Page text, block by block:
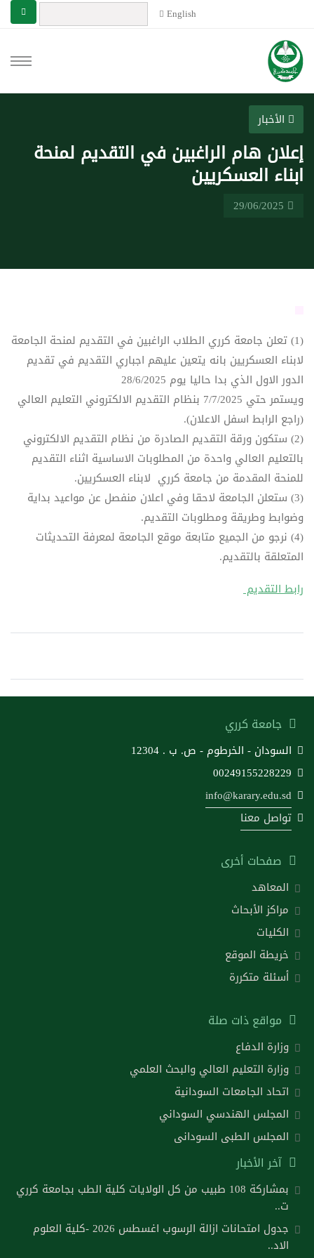
English
الأخبار
إعلان هام الراغبين في التقديم لمنحة
ابناء العسكريين
(1) تعلن جامعة كرري الطلاب الراغبين في التقديم لمنحة الجامعة
لابناء العسكريين بانه يتعين عليهم اجباري التقديم في تقديم
الدور الاول الذي بدا حاليا يوم 28/6/2025
ويستمر حتي 7/7/2025 بنظام التقديم الالكتروني التعليم العالي
(راجع الرابط اسفل الاعلان).
(2) ستكون ورقة التقديم الصادرة من نظام التقديم الالكتروني
بالتعليم العالي واحدة من المطلوبات الاساسية اثناء التقديم
للمنحة المقدمة من جامعة كرري لابناء العسكريين.
(3) ستعلن الجامعة لاحقا وفي اعلان منفصل عن مواعيد بداية
وضوابط وطريقة ومطلوبات التقديم.
(4) نرجو من الجميع متابعة موقع الجامعة لمعرفة التحديثات
المتعلقة بالتقديم.
رابط التقديم
جامعة كرري
السودان - الخرطوم - ص. ب . 12304
00249155228229
info@karary.edu.sd
تواصل معنا
صفحات أخرى
المعاهد
مراكز الأبحاث
الكليات
خريطة الموقع
أسئلة متكررة
مواقع ذات صلة
وزارة الدفاع
وزارة التعليم العالي والبحث العلمي
اتحاد الجامعات السودانية
المجلس الهندسي السوداني
المجلس الطبى السودانى
آخر الأخبار
بمشاركة 108 طبيب من كل الولايات كلية الطب بجامعة كرري
ت..
جدول امتحانات ازالة الرسوب اغسطس 2026 -كلية العلوم
الاد..